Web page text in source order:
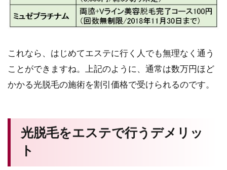
これなら、はじめてエステに行く人でも無理なく通う
ことができますね。上記のように、通常は数万円ほど
かかる光脱毛の施術を割引価格で受けられるのです。
光脱毛をエステで行うデメリッ
ト